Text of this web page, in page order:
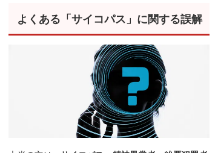
よくある「サイコパス」に関する誤解